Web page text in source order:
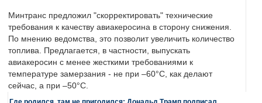
Минтранс предложил "скорректировать" технические
требования к качеству авиакеросина в сторону снижения.
По мнению ведомства, это позволит увеличить количество
топлива. Предлагается, в частности, выпускать
авиакеросин с менее жесткими требованиями к
температуре замерзания - не при –60°C, как делают
сейчас, а при –50°C.